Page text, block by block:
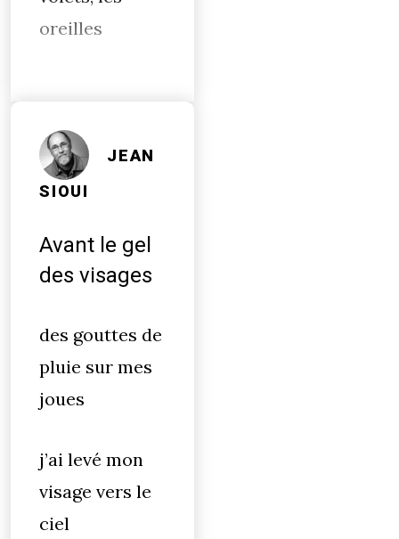
oreilles
JEAN
SIOUI
Avant le gel
des visages
des gouttes de
pluie sur mes
joues
j’ai levé mon
visage vers le
ciel